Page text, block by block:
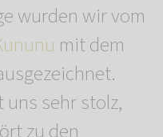
wurden wir vom
mit dem
uns sehr stolz,
zu den